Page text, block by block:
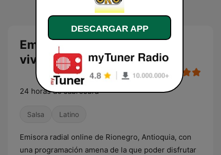
Emisora Tropical de Oro en
vivo
24 horas de sabrosura
Salsa Latino
Emisora radial online de Rionegro, Antioquia, con
una programación amena de la que poder disfrutar
DESCARGAR APP